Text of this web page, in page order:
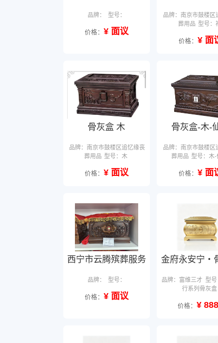
品牌： 型号：
价格： ¥ 面议
品牌：南京市鼓楼区
葬用品 型号：
价格： ¥ 面
骨灰盒 木
品牌：南京市鼓楼区追忆缘丧
葬用品 型号：木
价格： ¥ 面议
骨灰盒-木-
品牌：南京市鼓楼区
葬用品 型号：木-
价格： ¥ 面
西宁市云腾殡葬服务
品牌： 型号：
价格： ¥ 面议
金府永安宁・
品牌：富维三才 型
行系列骨灰盒
价格： ¥